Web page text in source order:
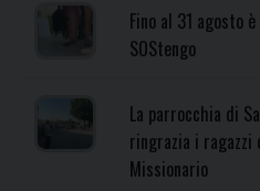
Fino al 31 agosto
SOStengo
La parrocchia di
ringrazia i ragazzi
Missionario